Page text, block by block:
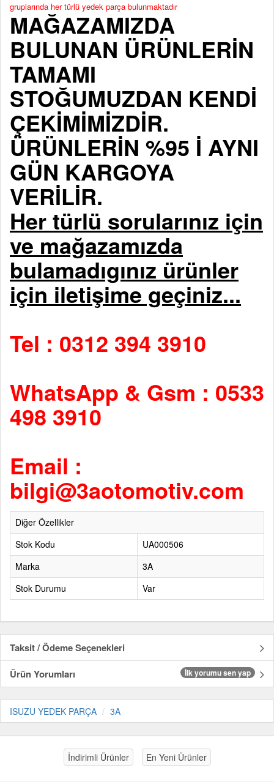
gruplarında her türlü yedek parça bulunmaktadır
MAĞAZAMIZDA
BULUNAN ÜRÜNLERİN
TAMAMI
STOĞUMUZDAN KENDİ
ÇEKİMİMİZDİR.
ÜRÜNLERİN %95 İ AYNI
GÜN KARGOYA
VERİLİR.
Her türlü sorularınız için
ve mağazamızda
bulamadıgınız ürünler
için iletişime geçiniz...
Tel : 0312 394 3910
WhatsApp & Gsm : 0533
498 3910
Email :
bilgi@3aotomotiv.com
Diğer Özellikler
Stok Kodu
UA000506
Marka
3A
Stok Durumu
Var
Taksit / Ödeme Seçenekleri
Ürün Yorumları
İlk yorumu sen yap
ISUZU YEDEK PARÇA 3A
İndirimli Ürünler En Yeni Ürünler